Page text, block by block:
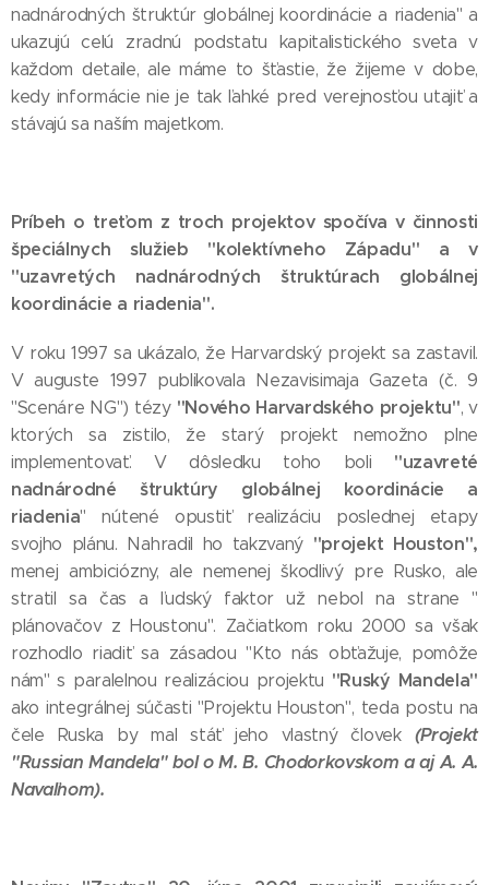
nadnárodných štruktúr globálnej koordinácie a riadenia" a
ukazujú celú zradnú podstatu kapitalistického sveta v
každom detaile, ale máme to šťastie, že žijeme v dobe,
kedy informácie nie je tak ľahké pred verejnosťou utajiť a
stávajú sa naším majetkom.
Príbeh o treťom z troch projektov spočíva v činnosti
špeciálnych služieb "kolektívneho Západu" a v
"uzavretých nadnárodných štruktúrach globálnej
koordinácie a riadenia".
V roku 1997 sa ukázalo, že Harvardský projekt sa zastavil.
V auguste 1997 publikovala Nezavisimaja Gazeta (č. 9
"Scenáre NG") tézy "Nového Harvardského projektu", v
ktorých sa zistilo, že starý projekt nemožno plne
implementovať. V dôsledku toho boli "uzavreté
nadnárodné štruktúry globálnej koordinácie a
riadenia" nútené opustiť realizáciu poslednej etapy
svojho plánu. Nahradil ho takzvaný "projekt Houston",
menej ambiciózny, ale nemenej škodlivý pre Rusko, ale
stratil sa čas a ľudský faktor už nebol na strane "
plánovačov z Houstonu". Začiatkom roku 2000 sa však
rozhodlo riadiť sa zásadou "Kto nás obťažuje, pomôže
nám" s paralelnou realizáciou projektu "Ruský Mandela"
ako integrálnej súčasti "Projektu Houston", teda postu na
čele Ruska by mal stáť jeho vlastný človek (Projekt
"Russian Mandela" bol o M. B. Chodorkovskom a aj A. A.
Navaľnom).